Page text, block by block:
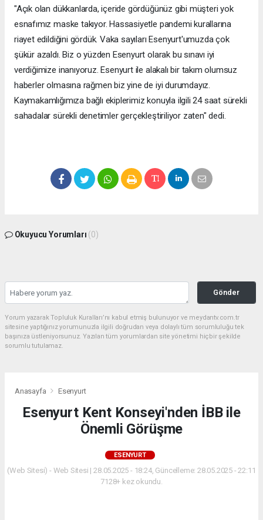
"Açık olan dükkanlarda, içeride gördüğünüz gibi müşteri yok
esnafımız maske takıyor. Hassasiyetle pandemi kurallarına
riayet edildiğini gördük. Vaka sayıları Esenyurt'umuzda çok
şükür azaldı. Biz o yüzden Esenyurt olarak bu sınavı iyi
verdiğimize inanıyoruz. Esenyurt ile alakalı bir takım olumsuz
haberler olmasına rağmen biz yine de iyi durumdayız.
Kaymakamlığımıza bağlı ekiplerimiz konuyla ilgili 24 saat sürekli
sahadalar sürekli denetimler gerçekleştiriliyor zaten" dedi.
Okuyucu Yorumları (0)
Gönder
Yorum yazarak Topluluk Kuralları’nı kabul etmiş bulunuyor ve meydantv.com.tr
sitesine yaptığınız yorumunuzla ilgili doğrudan veya dolaylı tüm sorumluluğu tek
başınıza üstleniyorsunuz. Yazılan tüm yorumlardan site yönetimi hiçbir şekilde
sorumlu tutulamaz.
Anasayfa Esenyurt
Esenyurt Kent Konseyi'nden İBB ile
Önemli Görüşme
ESENYURT
(Web Sitesi) - Web Sitesi | 28.05.2025 - 18:24, Güncelleme: 28.05.2025 - 22:11
7128+ kez okundu.